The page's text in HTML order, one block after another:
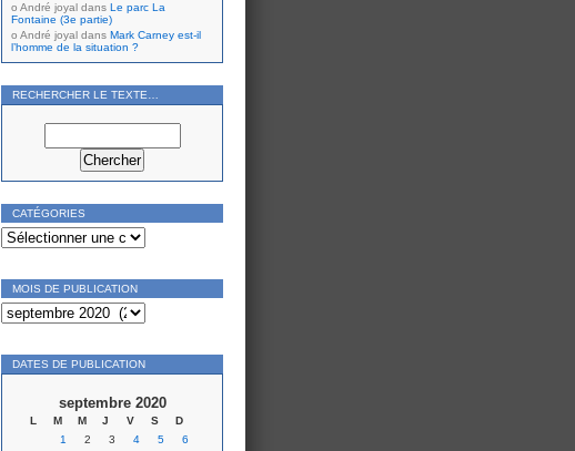
André joyal dans Le parc La
Fontaine (3e partie)
André joyal dans Mark Carney est-il
l’homme de la situation ?
RECHERCHER LE TEXTE…
CATÉGORIES
Catégories
MOIS DE PUBLICATION
Mois
de
publication
DATES DE PUBLICATION
septembre 2020
L M M J V S
D
1
2 3 4 5
6